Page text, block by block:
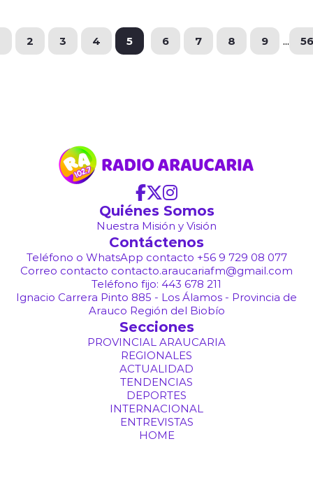
2 3 4 5 6 7 8 9 ... 56
Quiénes Somos
Nuestra Misión y Visión
Contáctenos
Teléfono o WhatsApp contacto +56 9 729 08 077
Correo contacto contacto.araucariafm@gmail.com
Teléfono fijo: 443 678 211
Ignacio Carrera Pinto 885 - Los Álamos - Provincia de
Arauco Región del Biobío
Secciones
PROVINCIAL ARAUCARIA
REGIONALES
ACTUALIDAD
TENDENCIAS
DEPORTES
INTERNACIONAL
ENTREVISTAS
HOME